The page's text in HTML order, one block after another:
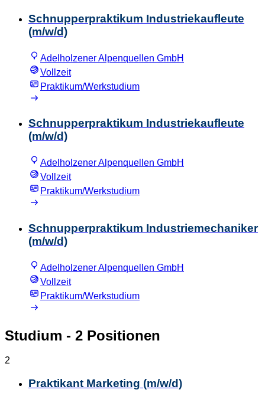
Schnupperpraktikum Industriekaufleute
(m/w/d)
Adelholzener Alpenquellen GmbH
Vollzeit
Praktikum/Werkstudium
Schnupperpraktikum Industriekaufleute
(m/w/d)
Adelholzener Alpenquellen GmbH
Vollzeit
Praktikum/Werkstudium
Schnupperpraktikum Industriemechaniker
(m/w/d)
Adelholzener Alpenquellen GmbH
Vollzeit
Praktikum/Werkstudium
Studium - 2 Positionen
2
Praktikant Marketing (m/w/d)